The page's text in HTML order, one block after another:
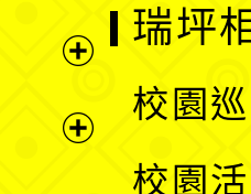
單
選
單
瑞坪
校園
校園